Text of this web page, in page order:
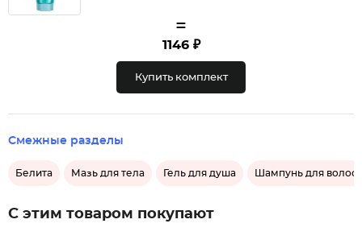
=
1146 ₽
Купить комплект
Смежные разделы
Белита Мазь для тела Гель для душа Шампунь для волос
С этим товаром покупают